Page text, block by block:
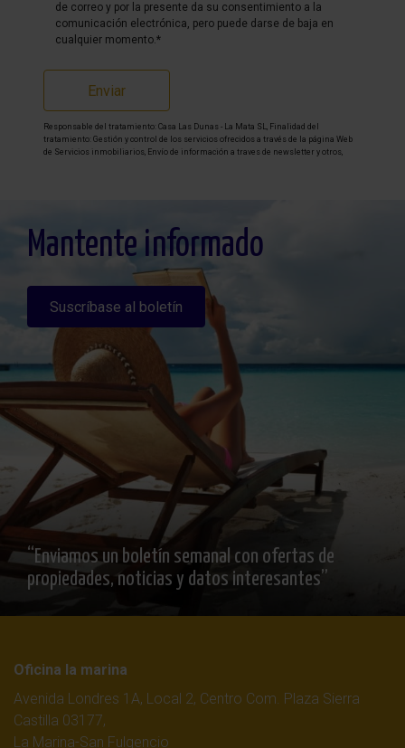
de correo y por la presente da su consentimiento a la
comunicación electrónica, pero puede darse de baja en
cualquier momento.*
Enviar
Responsable del tratamiento: Casa Las Dunas - La Mata SL, Finalidad del
tratamiento: Gestión y control de los servicios ofrecidos a través de la página Web
de Servicios inmobiliarios, Envío de información a traves de newsletter y otros,
detallada sobre protección de datosAquí
Mantente informado
Suscríbase al boletín
“Enviamos un boletín semanal con ofertas de
propiedades, noticias y datos interesantes”
Oficina la marina
Avenida Londres 1A, Local 2, Centro Com. Plaza Sierra
Castilla 03177,
La Marina-San Fulgencio